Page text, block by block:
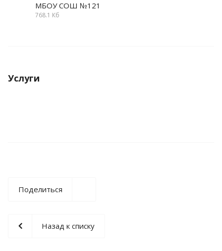
МБОУ СОШ №121
768.1 Кб
Услуги
Поделиться
Назад к списку